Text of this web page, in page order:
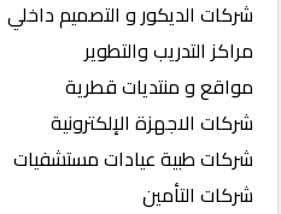
شركات الديكور و التصميم داخلي
مراكز التدريب والتطوير
مواقع و منتديات قطرية
شركات الاجهزة الإلكترونية
شركات طبية عيادات مستشفيات
شركات التأمين